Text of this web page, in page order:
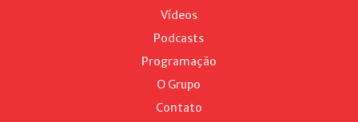
Vídeos
Podcasts
Programação
O Grupo
Contato